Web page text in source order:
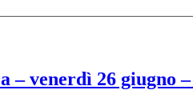
– venerdì 26 giugno –